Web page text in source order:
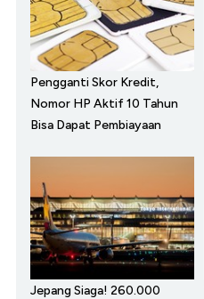
Pengganti Skor Kredit,
Nomor HP Aktif 10 Tahun
Bisa Dapat Pembiayaan
Jepang Siaga! 260.000